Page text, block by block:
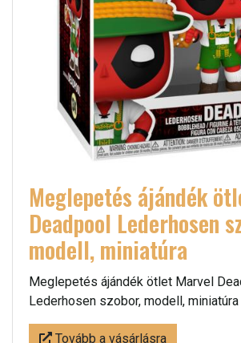
Meglepetés ájándék
Deadpool Lederhosen
modell, miniatúra
Meglepetés ájándék ötlet Marvel
Lederhosen szobor, modell, miniatúra
Tovább a vásárlásra